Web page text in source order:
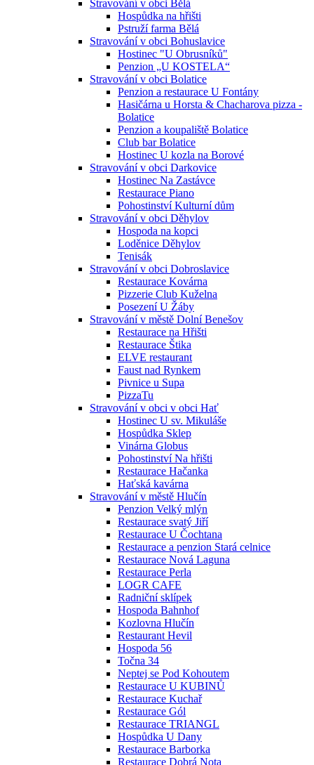
Stravování v obci Bělá
Hospůdka na hřišti
Pstruží farma Bělá
Stravování v obci Bohuslavice
Hostinec "U Obrusníků"
Penzion „U KOSTELA“
Stravování v obci Bolatice
Penzion a restaurace U Fontány
Hasičárna u Horsta & Chacharova pizza -
Bolatice
Penzion a koupaliště Bolatice
Club bar Bolatice
Hostinec U kozla na Borové
Stravování v obci Darkovice
Hostinec Na Zastávce
Restaurace Piano
Pohostinství Kulturní dům
Stravování v obci Děhylov
Hospoda na kopci
Loděnice Děhylov
Tenisák
Stravování v obci Dobroslavice
Restaurace Kovárna
Pizzerie Club Kuželna
Posezení U Žáby
Stravování v městě Dolní Benešov
Restaurace na Hřišti
Restaurace Štika
ELVE restaurant
Faust nad Rynkem
Pivnice u Supa
PizzaTu
Stravování v obci v obci Hať
Hostinec U sv. Mikuláše
Hospůdka Sklep
Vinárna Globus
Pohostinství Na hřišti
Restaurace Hačanka
Haťská kavárna
Stravování v městě Hlučín
Penzion Velký mlýn
Restaurace svatý Jiří
Restaurace U Čochtana
Restaurace a penzion Stará celnice
Restaurace Nová Laguna
Restaurace Perla
LOGR CAFE
Radniční sklípek
Hospoda Bahnhof
Kozlovna Hlučín
Restaurant Hevil
Hospoda 56
Točna 34
Neptej se Pod Kohoutem
Restaurace U KUBINŮ
Restaurace Kuchař
Restaurace Gól
Restaurace TRIANGL
Hospůdka U Dany
Restaurace Barborka
Restaurace Dobrá Nota